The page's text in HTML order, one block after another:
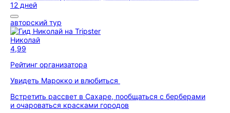
12 дней
авторский тур
Николай
4,99
Рейтинг организатора
Увидеть Марокко и влюбиться
Встретить рассвет в Сахаре, пообщаться с берберами
и очароваться красками городов